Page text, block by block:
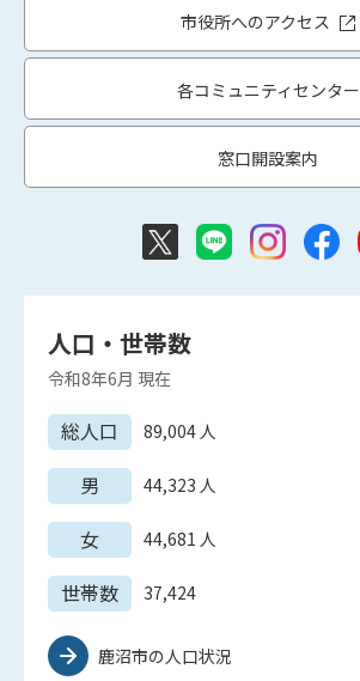
市役所へのアクセス
各コミュニティセンター
窓口開設案内
人口・世帯数
令和8年6月 現在
総人口 89,004人
男 44,323 人
女 44,681 人
世帯数 37,424
鹿沼市の人口状況